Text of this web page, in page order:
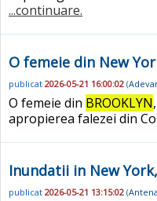
...continuare.
O femeie din New
publicat 2026-05-21 16:00:02 (
O femeie din BROOKLYN
apropierea falezei din
Inundatii in New
publicat 2026-05-21 13:15:02 (